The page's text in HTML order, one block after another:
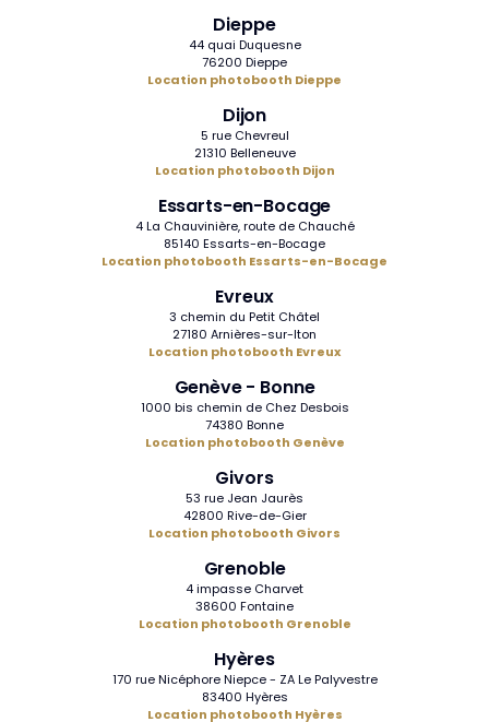
Dieppe
44 quai Duquesne
76200 Dieppe
Location photobooth Dieppe
Dijon
5 rue Chevreul
21310 Belleneuve
Location photobooth Dijon
Essarts-en-Bocage
4 La Chauvinière, route de Chauché
85140 Essarts-en-Bocage
Location photobooth Essarts-en-Bocage
Evreux
3 chemin du Petit Châtel
27180 Arnières-sur-Iton
Location photobooth Evreux
Genève - Bonne
1000 bis chemin de Chez Desbois
74380 Bonne
Location photobooth Genève
Givors
53 rue Jean Jaurès
42800 Rive-de-Gier
Location photobooth Givors
Grenoble
4 impasse Charvet
38600 Fontaine
Location photobooth Grenoble
Hyères
170 rue Nicéphore Niepce - ZA Le Palyvestre
83400 Hyères
Location photobooth Hyères